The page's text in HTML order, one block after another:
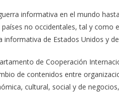
informativa en el mundo
no occidentales, tal y como
de Estados Unidos y
de Cooperación
de contenidos entre
cultural, social y de